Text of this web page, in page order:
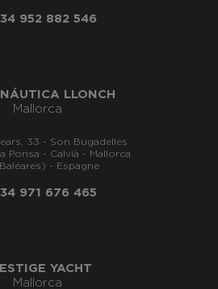
952 882 546
LLONCH
Mallorca
33 - Son Bugadelles
Ponsa - Calvià - Mallorca
- Espagne
971 676 465
YACHT
Mallorca